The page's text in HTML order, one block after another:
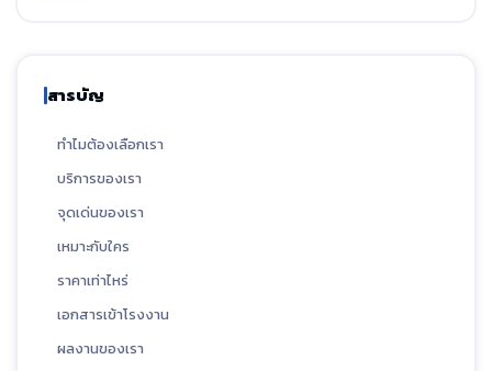
สารบัญ
ทำไมต้องเลือกเรา
บริการของเรา
จุดเด่นของเรา
เหมาะกับใคร
ราคาเท่าไหร่
เอกสารเข้าโรงงาน
ผลงานของเรา